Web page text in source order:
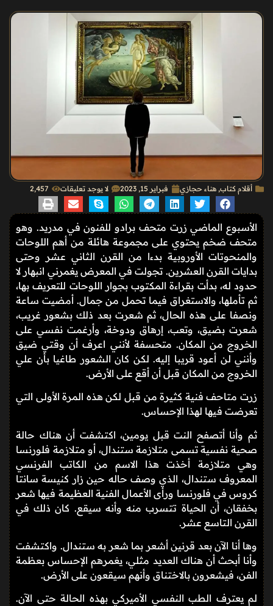
أقلام كتاب, هناء حجازي فبراير 15, 2023 لا يوجد تعليقات 2٬457
الأسبوع الماضي زرت متحف برادو للفنون في مدريد. وهو
متحف ضخم يحتوي على مجموعة هائلة من أهم اللوحات
والمنحوتات الأوروبية بدءا من القرن الثاني عشر وحتى
بدايات القرن العشرين. تجولت في المعرض يغمرني انبهار لا
حدود له، بدأت بقراءة المكتوب بجوار اللوحات للتعريف بها،
ثم تأملها، والاستغراق فيما تحمل من جمال. أمضيت ساعة
ونصفا على هذه الحال، ثم شعرت بعد ذلك بشعور غريب،
شعرت بضيق، وتعب، إرهاق ودوخة، وأرغمت نفسي على
الخروج من المكان. متحسفة لأنني اعرف أن وقتي ضيق
وأنني لن أعود قريبا إليه. لكن كان الشعور طاغيا بأن علي
الخروج من المكان قبل أن أقع على الأرض.
زرت متاحف فنية كثيرة من قبل لكن هذه المرة الأولى التي
تعرضت فيها لهذا الإحساس.
ثم وأنا أتصفح النت قبل يومين، اكتشفت أن هناك حالة
صحية نفسية تسمى متلازمة ستندال، أو متلازمة فلورنسا
وهي متلازمة أخذت هذا الاسم من الكاتب الفرنسي
المعروف ستندال، الذي وصف حاله حين زار كنيسة سانتا
كروس في فلورنسا ورأى الأعمال الفنية العظيمة فيها شعر
بخفقان، أن الحياة تتسرب منه وأنه سيقع. كان ذلك في
القرن التاسع عشر.
وها أنا الآن بعد قرنين أشعر بما شعر به ستندال. واكتشفت
وأنا أبحث أن هناك العديد مثلي، يغمرهم الإحساس بعظمة
الفن، فيشعرون بالاختناق وأنهم سيقعون على الأرض.
لم يعترف الطب النفسي الأميركي بهذه الحالة حتى الآن.